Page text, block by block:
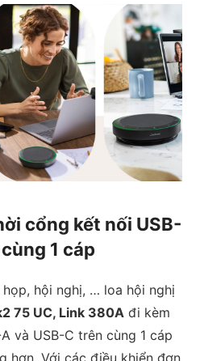
cổng kết nối USB-
1 cáp
hội nghị, … loa hội nghị
75 UC, Link 380A đi kèm
và USB-C trên cùng 1 cáp